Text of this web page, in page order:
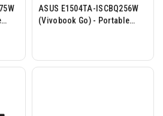
ASUS E1504TA-ISCBQ256W
(Vivobook Go) - Portable